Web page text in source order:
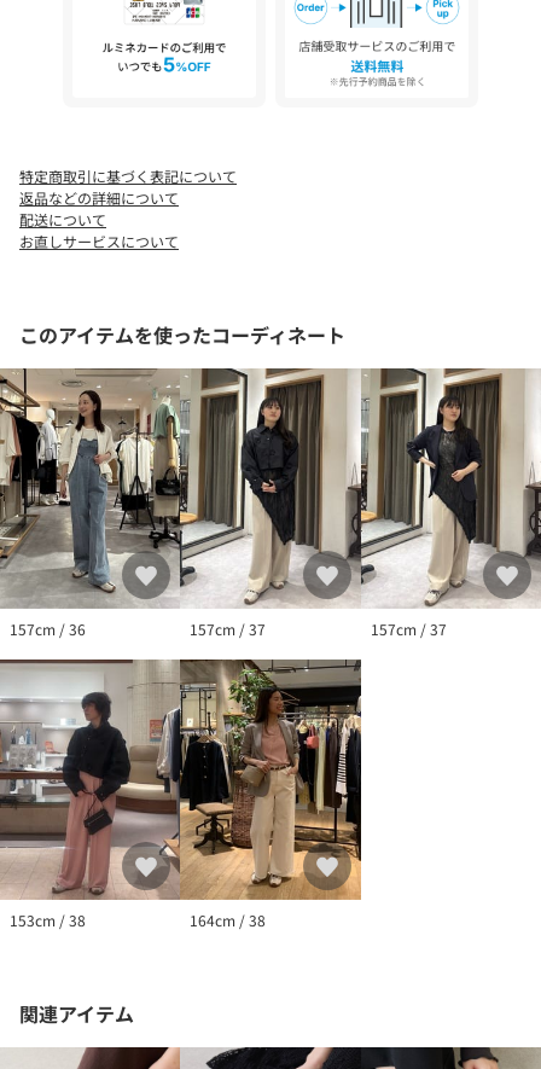
≪返品・交換について≫
・着用後、洗濯後の返品・交換は致しかねます。
ん。
26SS
【気になる商品は「お気に入り」登録を】
ハートマークをクリックし、お好きなカラーを選んでお気に入り
※撮影場所やお使いのモニター環境により若干お色味が異なる場
合がございます。
特にロケの撮影では明るく見える傾向にございます。詳細撮影画
像で色味をお確かめくださいます様お願いいたします。
※サンプルで撮影をしております。若干の仕様が変更になる場合
がございますので予めご了承の上ご注文くださいますようお願い
いたします。
※サンプルでの採寸のためあくまで目安となります。予めご了承
ください。
特定商取引に基づく表記について
返品などの詳細について
配送について
お直しサービスについて
このアイテムを使ったコーディネート
157cm / 36 157cm / 37 157cm / 37
153cm / 38 164cm / 38
関連アイテム